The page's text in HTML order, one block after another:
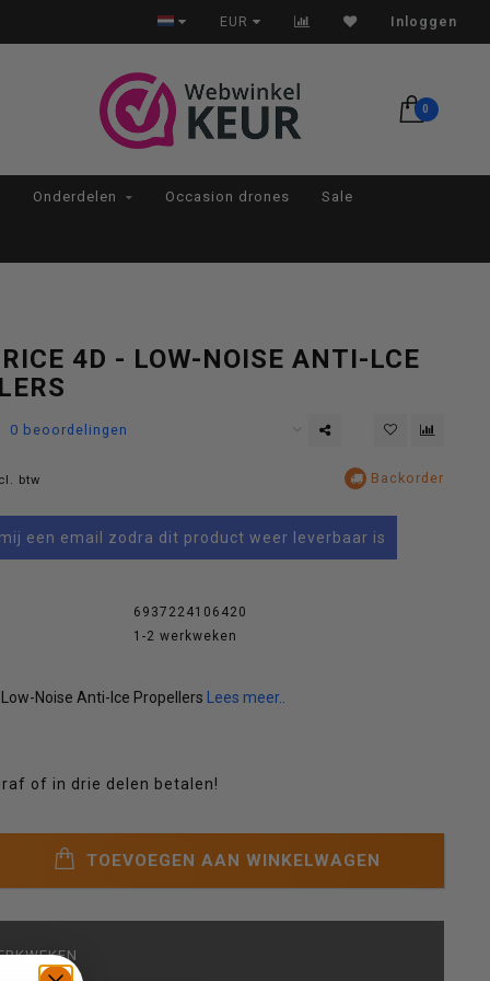
Op werkdagen voor 22:00 besteld, morgen in huis*
EUR Inloggen
0
Onderdelen Occasion drones Sale
4D - LOW-NOISE ANTI-LCE
0 beoordelingen
btw Backorder
een email zodra dit product weer leverbaar is
6937224106420
1-2 werkweken
Noise Anti-lce Propellers Lees meer..
of in drie delen betalen!
TOEVOEGEN AAN WINKELWAGEN